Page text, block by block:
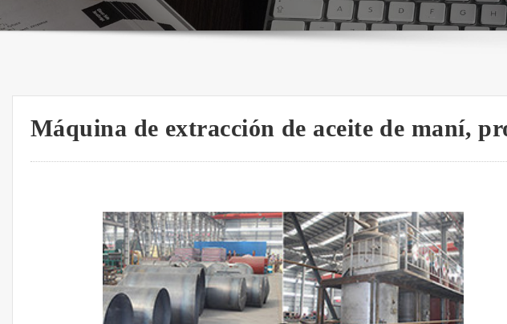
Máquina de extracción de aceite de maní,